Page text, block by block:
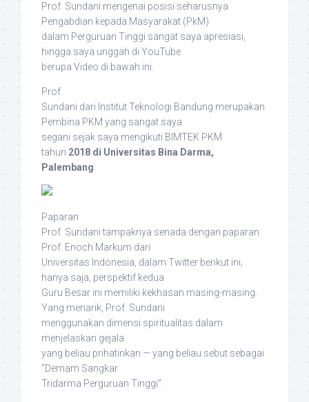
Prof. Sundani mengenai posisi seharusnya
Pengabdian kepada Masyarakat (PkM)
dalam Perguruan Tinggi sangat saya apresiasi,
hingga saya unggah di YouTube
berupa Video di bawah ini.
Prof.
Sundani dari Institut Teknologi Bandung merupakan
Pembina PKM yang sangat saya
segani sejak saya mengikuti BIMTEK PKM
tahun 2018 di Universitas Bina Darma,
Palembang
Paparan
Prof. Sundani tampaknya senada dengan paparan
Prof. Enoch Markum dari
Universitas Indonesia, dalam Twitter berikut ini;
hanya saja, perspektif kedua
Guru Besar ini memiliki kekhasan masing-masing.
Yang menarik, Prof. Sundani
menggunakan dimensi spiritualitas dalam
menjelaskan gejala
yang beliau prihatinkan — yang beliau sebut sebagai
“Demam Sangkar
Tridarma Perguruan Tinggi”.